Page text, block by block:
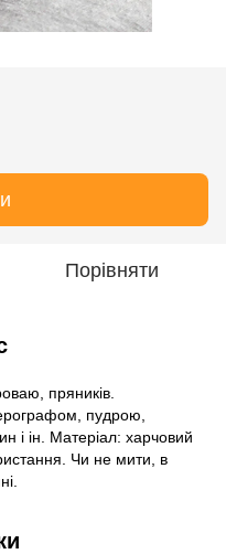
Порівняти
пряників.
пудрою,
і ін. Матеріал: харчовий
Чи не мити, в